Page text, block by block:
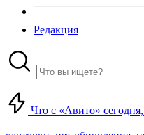
Редакция
Что с «Авито»